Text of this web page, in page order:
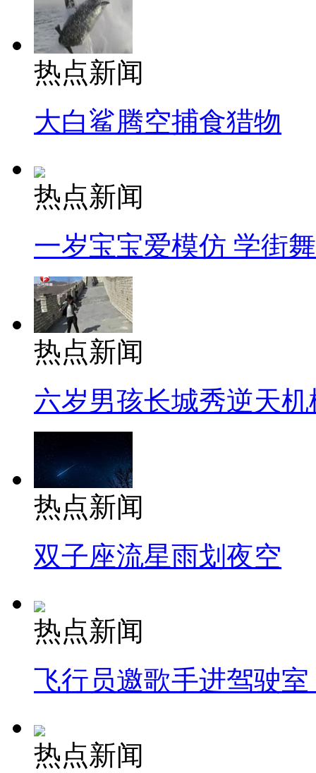
热点新闻
大白鲨腾空捕食猎物
热点新闻
一岁宝宝爱模仿 学街
热点新闻
六岁男孩长城秀逆天机
热点新闻
双子座流星雨划夜空
热点新闻
飞行员邀歌手进驾驶
热点新闻